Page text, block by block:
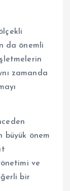
da önemli
zamanda
büyük önem
ve
bir